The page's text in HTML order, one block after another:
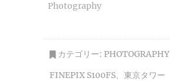
Photography
カテゴリー: PHOTOGRAPHY
FINEPIX S100FS、 東京タワー